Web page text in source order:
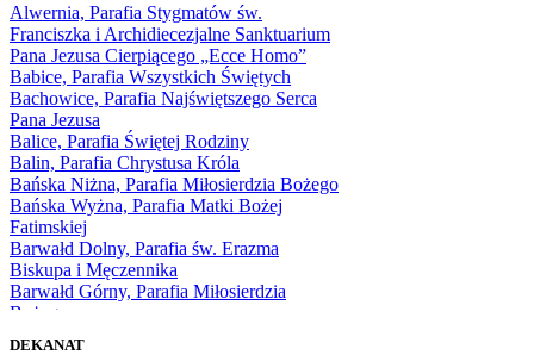
1968
1969
1970
1971
1972
1973
1974
1975
1976
1977
1978
1979
1980
1981
1983
Alwernia, Parafia Stygmatów św.
Franciszka i Archidiecezjalne Sanktuarium
Pana Jezusa Cierpiącego „Ecce Homo”
Babice, Parafia Wszystkich Świętych
Bachowice, Parafia Najświętszego Serca
Pana Jezusa
Balice, Parafia Świętej Rodziny
Balin, Parafia Chrystusa Króla
Bańska Niżna, Parafia Miłosierdzia Bożego
Bańska Wyżna, Parafia Matki Bożej
Fatimskiej
Barwałd Dolny, Parafia św. Erazma
Biskupa i Męczennika
Barwałd Górny, Parafia Miłosierdzia
Bożego
DEKANAT